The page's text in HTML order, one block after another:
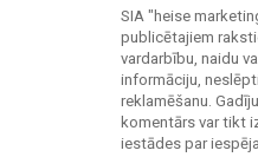
SIA "heise
publicētajiem
vardarbību, naidu
informāciju,
reklamēšanu.
komentārs var tikt
iestādes par